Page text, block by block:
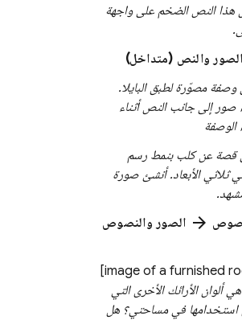
النص الضخم على واجهة
الصور والنص (متداخل)
مصوّرة لطبق البايلا.
صور إلى جانب النص أثناء
الوصفة
قصة عن كلب بنمط رسم
ثلاثي الأبعاد. أنشئ صورة
arrow_forward الصور والنصوص
[image of a furnished room]
ألوان الأرائك الأخرى التي
استخدامها في مساحتي؟ هل